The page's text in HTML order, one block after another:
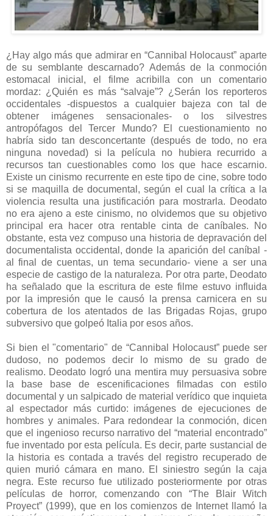
¿Hay algo más que admirar en “Cannibal Holocaust” aparte
de su semblante descarnado? Además de la conmoción
estomacal inicial, el filme acribilla con un comentario
mordaz: ¿Quién es más “salvaje”? ¿Serán los reporteros
occidentales -dispuestos a cualquier bajeza con tal de
obtener imágenes sensacionales- o los silvestres
antropófagos del Tercer Mundo? El cuestionamiento no
habría sido tan desconcertante (después de todo, no era
ninguna novedad) si la película no hubiera recurrido a
recursos tan cuestionables como los que hace escarnio.
Existe un cinismo recurrente en este tipo de cine, sobre todo
si se maquilla de documental, según el cual la crítica a la
violencia resulta una justificación para mostrarla. Deodato
no era ajeno a este cinismo, no olvidemos que su objetivo
principal era hacer otra rentable cinta de caníbales. No
obstante, esta vez compuso una historia de depravación del
documentalista occidental, donde la aparición del caníbal -
al final de cuentas, un tema secundario- viene a ser una
especie de castigo de la naturaleza. Por otra parte, Deodato
ha señalado que la escritura de este filme estuvo influida
por la impresión que le causó la prensa carnicera en su
cobertura de los atentados de las Brigadas Rojas, grupo
subversivo que golpeó Italia por esos años.
Si bien el "comentario" de “Cannibal Holocaust” puede ser
dudoso, no podemos decir lo mismo de su grado de
realismo. Deodato logró una mentira muy persuasiva sobre
la base base de escenificaciones filmadas con estilo
documental y un salpicado de material verídico que inquieta
al espectador más curtido: imágenes de ejecuciones de
hombres y animales. Para redondear la conmoción, dicen
que el ingenioso recurso narrativo del “material encontrado”
fue inventado por esta película. Es decir, parte sustancial de
la historia es contada a través del registro recuperado de
quien murió cámara en mano. El siniestro según la caja
negra. Este recurso fue utilizado posteriormente por otras
películas de horror, comenzando con “The Blair Witch
Proyect” (1999), que en los comienzos de Internet llamó la